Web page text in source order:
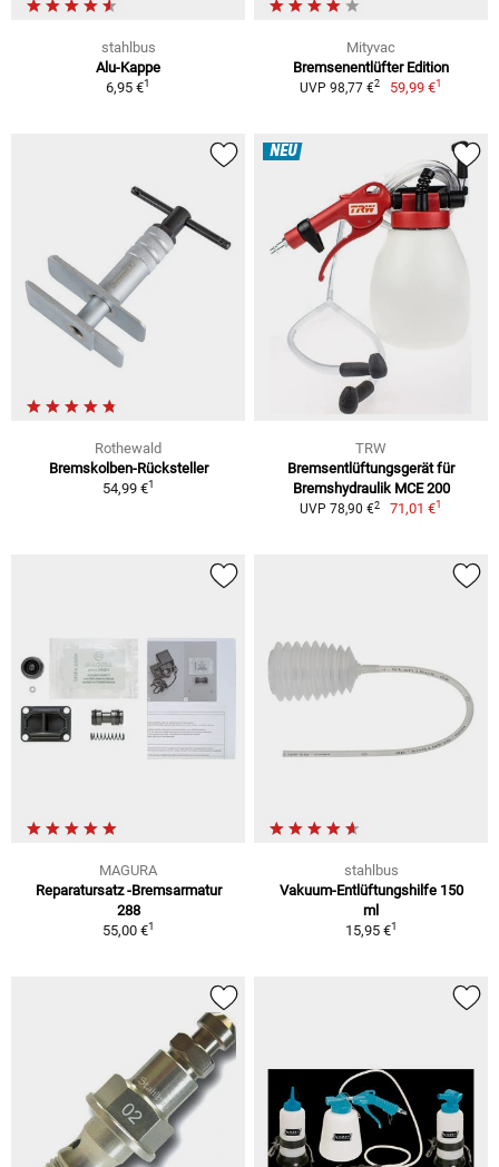
stahlbus
Alu-Kappe
6,95 €1
Mityvac
Bremsenentlüfter Edition
UVP 98,77 €2 59,99 €1
Rothewald
Bremskolben-Rücksteller
54,99 €1
NEU
TRW
Bremsentlüftungsgerät für
Bremshydraulik MCE 200
UVP 78,90 €2 71,01 €1
MAGURA
Reparatursatz -Bremsarmatur
288
55,00 €1
stahlbus
Vakuum-Entlüftungshilfe 150
ml
15,95 €1